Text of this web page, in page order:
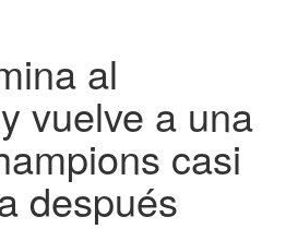
al
vuelve a una
casi
después